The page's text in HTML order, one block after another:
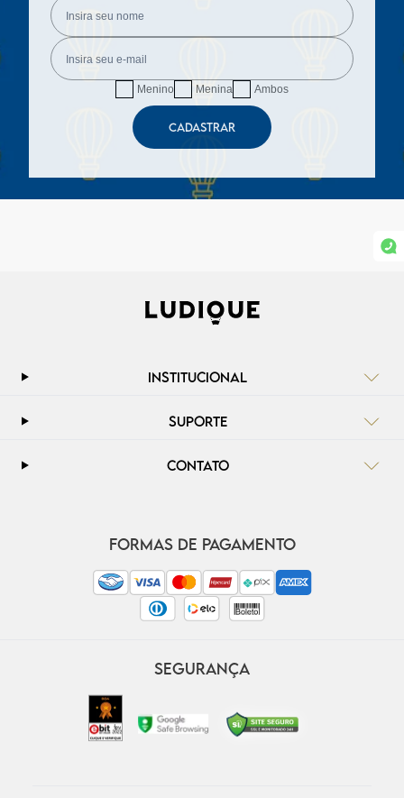
Menino Menina Ambos
CADASTRAR
INSTITUCIONAL
SUPORTE
CONTATO
FORMAS DE PAGAMENTO
SEGURANÇA